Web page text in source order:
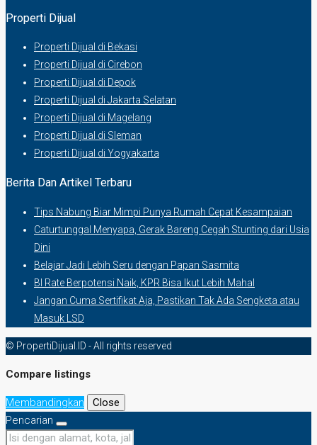
Properti Dijual
Properti Dijual di Bekasi
Properti Dijual di Cirebon
Properti Dijual di Depok
Properti Dijual di Jakarta Selatan
Properti Dijual di Magelang
Properti Dijual di Sleman
Properti Dijual di Yogyakarta
Berita Dan Artikel Terbaru
Tips Nabung Biar Mimpi Punya Rumah Cepat Kesampaian
Caturtunggal Menyapa, Gerak Bareng Cegah Stunting dari Usia
Dini
Belajar Jadi Lebih Seru dengan Papan Sasmita
BI Rate Berpotensi Naik, KPR Bisa Ikut Lebih Mahal
Jangan Cuma Sertifikat Aja, Pastikan Tak Ada Sengketa atau
Masuk LSD
© PropertiDijual.ID - All rights reserved
Compare listings
Membandingkan
Close
Pencarian